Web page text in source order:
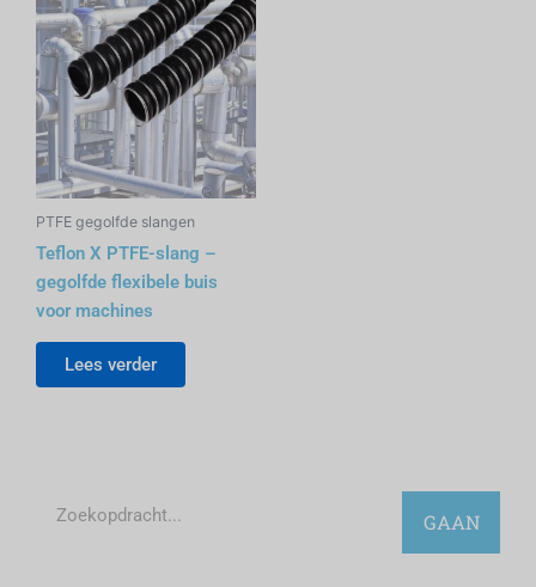
PTFE gegolfde slangen
Teflon X PTFE-slang –
gegolfde flexibele buis
voor machines
Lees verder
GAAN